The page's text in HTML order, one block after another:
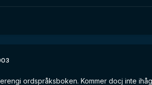
ordspråksboken. Kommer docj inte